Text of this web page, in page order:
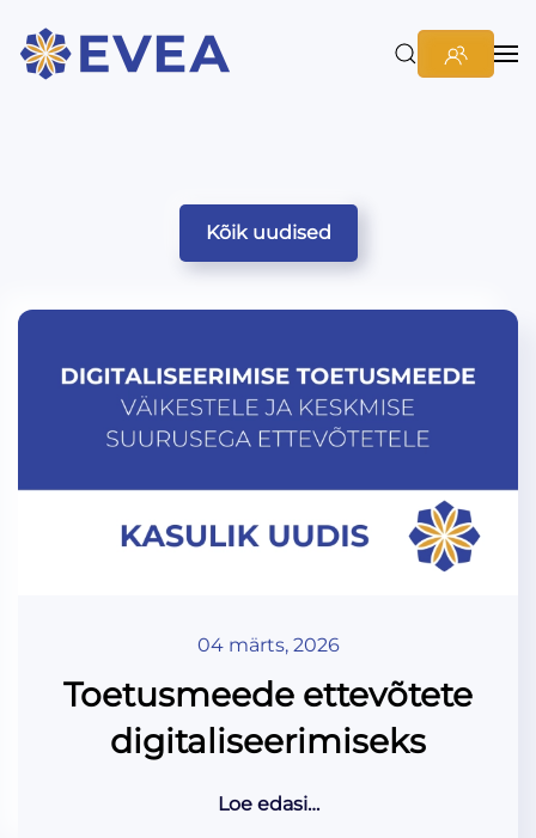
Kõik uudised
04 märts, 2026
Toetusmeede ettevõtete
digitaliseerimiseks
Loe edasi…